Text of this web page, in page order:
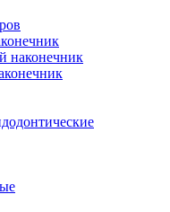
наконечник